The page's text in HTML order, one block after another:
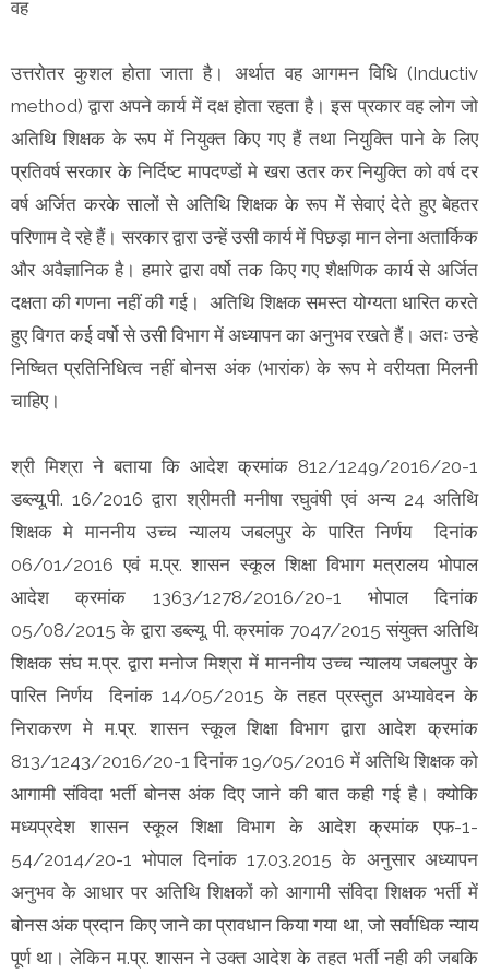
वह
उत्तरोतर कुशल होता जाता है। अर्थात वह आगमन विधि (Inductiv
method) द्वारा अपने कार्य में दक्ष होता रहता है। इस प्रकार वह लोग जो
अतिथि शिक्षक के रूप में नियुक्त किए गए हैं तथा नियुक्ति पाने के लिए
प्रतिवर्ष सरकार के निर्दिष्ट मापदण्डों मे खरा उतर कर नियुक्ति को वर्ष दर
वर्ष अर्जित करके सालों से अतिथि शिक्षक के रूप में सेवाएं देते हुए बेहतर
परिणाम दे रहे हैं। सरकार द्वारा उन्हें उसी कार्य में पिछड़ा मान लेना अतार्किक
और अवैज्ञानिक है। हमारे द्वारा वर्षो तक किए गए शैक्षणिक कार्य से अर्जित
दक्षता की गणना नहीं की गई। अतिथि शिक्षक समस्त योग्यता धारित करते
हुए विगत कई वर्षो से उसी विभाग में अध्यापन का अनुभव रखते हैं। अतः उन्हे
निष्चित प्रतिनिधित्व नहीं बोनस अंक (भारांक) के रूप मे वरीयता मिलनी
चाहिए।
श्री मिश्रा ने बताया कि आदेश क्रमांक 812/1249/2016/20-1
डब्ल्यू.पी. 16/2016 द्वारा श्रीमती मनीषा रघुवंषी एवं अन्य 24 अतिथि
शिक्षक मे माननीय उच्च न्यालय जबलपुर के पारित निर्णय दिनांक
06/01/2016 एवं म.प्र. शासन स्कूल शिक्षा विभाग मत्रालय भोपाल
आदेश क्रमांक 1363/1278/2016/20-1 भोपाल दिनांक
05/08/2015 के द्वारा डब्ल्यू. पी. क्रमांक 7047/2015 संयुक्त अतिथि
शिक्षक संघ म.प्र. द्वारा मनोज मिश्रा में माननीय उच्च न्यालय जबलपुर के
पारित निर्णय दिनांक 14/05/2015 के तहत प्रस्तुत अभ्यावेदन के
निराकरण मे म.प्र. शासन स्कूल शिक्षा विभाग द्वारा आदेश क्रमांक
813/1243/2016/20-1 दिनांक 19/05/2016 में अतिथि शिक्षक को
आगामी संविदा भर्ती बोनस अंक दिए जाने की बात कही गई है। क्योकि
मध्यप्रदेश शासन स्कूल शिक्षा विभाग के आदेश क्रमांक एफ-1-
54/2014/20-1 भोपाल दिनांक 17.03.2015 के अनुसार अध्यापन
अनुभव के आधार पर अतिथि शिक्षकों को आगामी संविदा शिक्षक भर्ती में
बोनस अंक प्रदान किए जाने का प्रावधान किया गया था, जो सर्वाधिक न्याय
पूर्ण था। लेकिन म.प्र. शासन ने उक्त आदेश के तहत भर्ती नही की जबकि